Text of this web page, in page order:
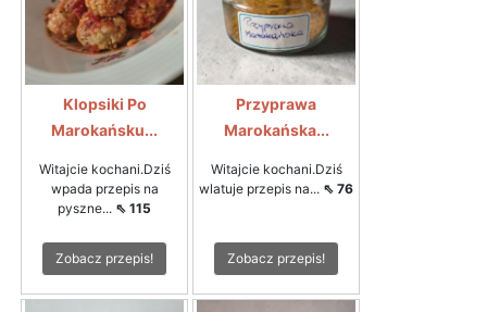
Klopsiki Po
Marokańsku...
Witajcie kochani.Dziś
wpada przepis na
pyszne... ⇖ 115
Zobacz przepis!
Przyprawa
Marokańska...
Witajcie kochani.Dziś
wlatuje przepis na... ⇖ 76
Zobacz przepis!